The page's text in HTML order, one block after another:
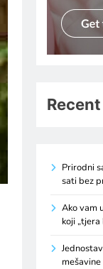
Prirodni
sati bez
Ako vam
koji „tjera